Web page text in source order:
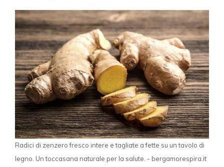
Radici di zenzero fresco intere e tagliate a fette su un tavolo di
legno. Un toccasana naturale per la salute. - bergamorespira.it